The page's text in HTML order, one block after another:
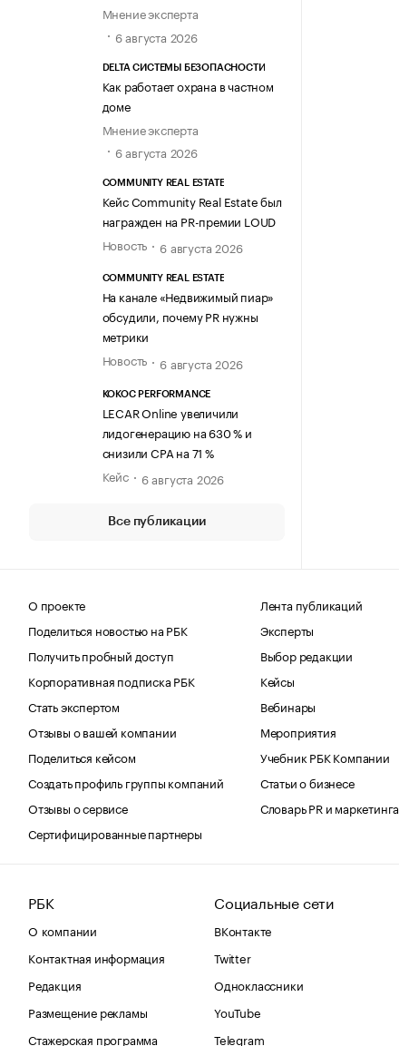
Мнение эксперта
6 августа 2026
DELTA СИСТЕМЫ БЕЗОПАСНОСТИ
Как работает охрана в частном
доме
Мнение эксперта
6 августа 2026
COMMUNITY REAL ESTATE
Кейс Community Real Estate был
награжден на PR-премии LOUD
Новость
6 августа 2026
COMMUNITY REAL ESTATE
На канале «Недвижимый пиар»
обсудили, почему PR нужны
метрики
Новость
6 августа 2026
KOKOC PERFORMANCE
LECAR Online увеличили
лидогенерацию на 630 % и
снизили CPA на 71 %
Кейс
6 августа 2026
Все публикации
О проекте
Поделиться новостью на РБК
Получить пробный доступ
Корпоративная подписка РБК
Стать экспертом
Отзывы о вашей компании
Поделиться кейсом
Создать профиль группы компаний
Отзывы о сервисе
Сертифицированные партнеры
Лента публикаций
Эксперты
Выбор редакции
Кейсы
Вебинары
Мероприятия
Учебник РБК Компании
Статьи о бизнесе
Словарь PR и маркетинга
РБК
О компании
Контактная информация
Редакция
Размещение рекламы
Стажерская программа
Социальные сети
ВКонтакте
Twitter
Одноклассники
YouTube
Telegram